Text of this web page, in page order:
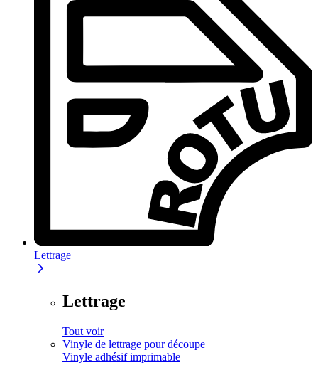
Lettrage
Lettrage
Tout voir
Vinyle de lettrage pour découpe
Vinyle adhésif imprimable